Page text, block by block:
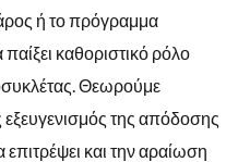
ή το πρόγραμμα
καθοριστικό ρόλο
Θεωρούμε
της απόδοσης
και την αραίωση